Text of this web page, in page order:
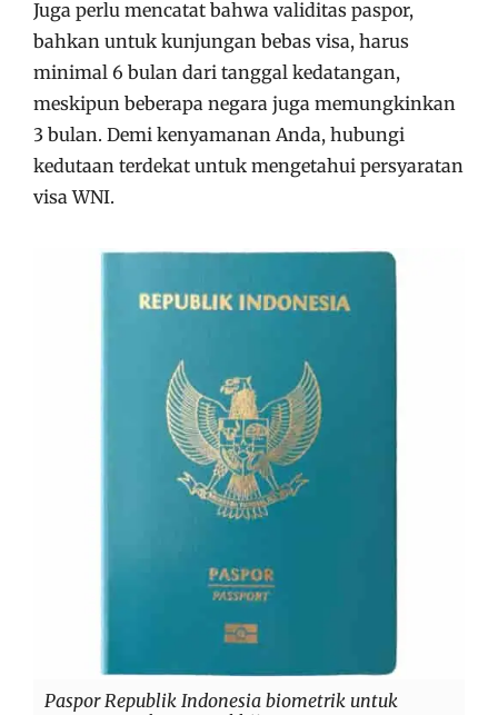
Juga perlu mencatat bahwa validitas paspor,
bahkan untuk kunjungan bebas visa, harus
minimal 6 bulan dari tanggal kedatangan,
meskipun beberapa negara juga memungkinkan
3 bulan. Demi kenyamanan Anda, hubungi
kedutaan terdekat untuk mengetahui persyaratan
visa WNI.
Paspor Republik Indonesia biometrik untuk